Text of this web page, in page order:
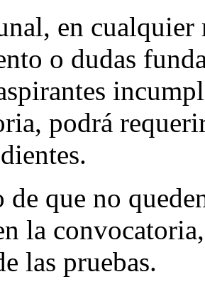
en cualquier
o dudas
podrá
de que no
la
las pruebas.